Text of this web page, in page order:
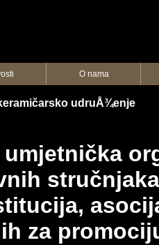
O nama
udruÅ¾enje
za